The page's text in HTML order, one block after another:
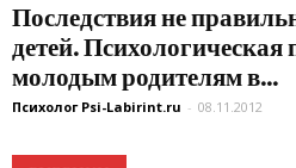
Последствия не
детей.
молодым родителям в...
Психолог Psi-Labirint.ru - 08.11.2012